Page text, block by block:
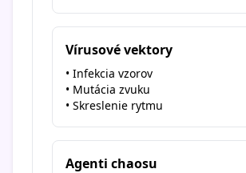
Vírusové vektory
• Infekcia vzorov
• Mutácia zvuku
• Skreslenie rytmu
Agenti chaosu